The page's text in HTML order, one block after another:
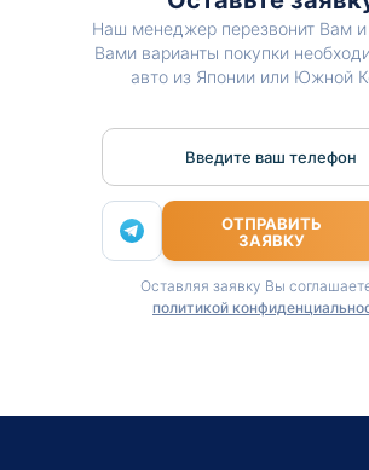
Наш менеджер перезвонит Вам и
Вами варианты покупки
авто из Японии или Южной
Введите ваш телефон
ОТПРАВИТЬ
ЗАЯВКУ
Оставляя заявку Вы
политикой